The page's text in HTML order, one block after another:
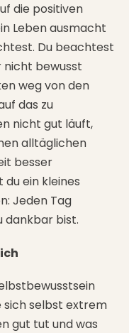
die positiven
Leben ausmacht
Du beachtest
nicht bewusst
weg von den
das zu
nicht gut läuft,
alltäglichen
besser
ein kleines
Jeden Tag
dankbar bist.
sich selbst extrem
gut tut und was